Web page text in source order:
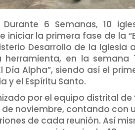
Durante 6 Semanas, 10
iniciar la primera fase de la
Desarrollo de la Iglesia
en la semana
Día Alpha”, siendo así el
y el Espíritu Santo.
por el equipo distrital de
de noviembre, contando con
de cada reunión. Así